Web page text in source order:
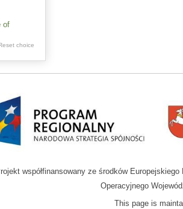
of
choice
współfinansowany ze środków
Operacyjnego
This page is